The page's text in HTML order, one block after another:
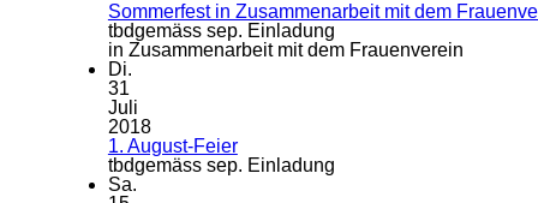
Sommerfest in Zusammenarbeit mit dem
tbdgemäss sep. Einladung
in Zusammenarbeit mit dem Frauenverein
Di.
31
Juli
2018
1. August-Feier
tbdgemäss sep. Einladung
Sa.